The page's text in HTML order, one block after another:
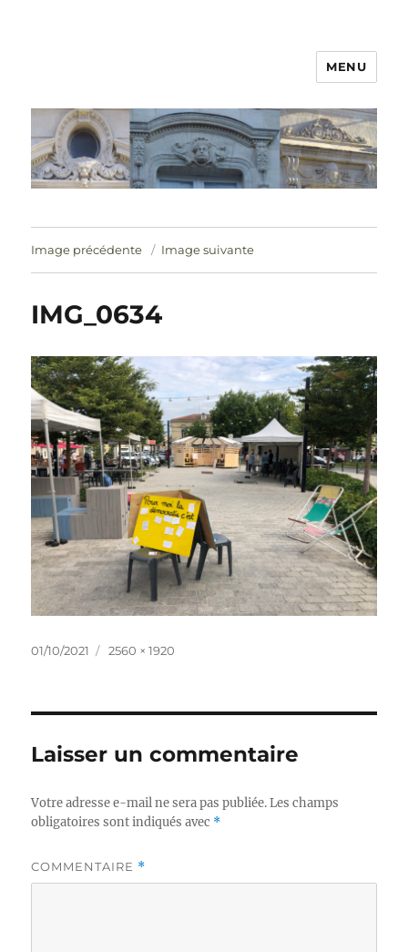
MENU
Image précédente Image suivante
IMG_0634
Publié
01/10/2021
Taille
2560 × 1920
Laisser un commentaire
Votre adresse e-mail ne sera pas publiée. Les champs
obligatoires sont indiqués avec *
COMMENTAIRE *